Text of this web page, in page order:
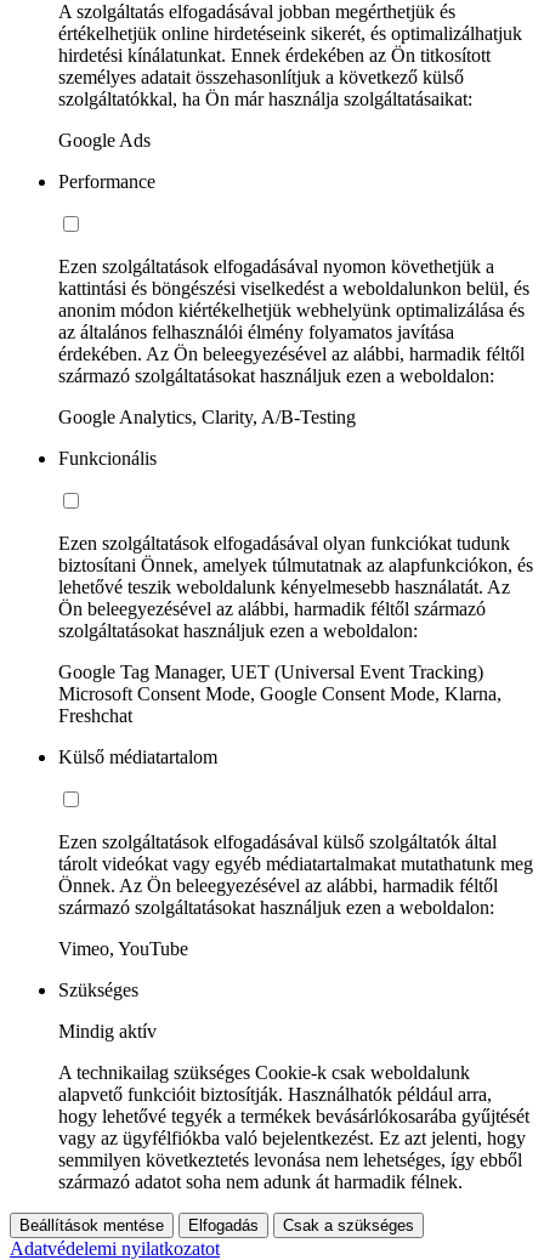
A szolgáltatás elfogadásával jobban megérthetjük és
értékelhetjük online hirdetéseink sikerét, és optimalizálhatjuk
hirdetési kínálatunkat. Ennek érdekében az Ön titkosított
személyes adatait összehasonlítjuk a következő külső
szolgáltatókkal, ha Ön már használja szolgáltatásaikat:
Google Ads
Performance
Ezen szolgáltatások elfogadásával nyomon követhetjük a
kattintási és böngészési viselkedést a weboldalunkon belül, és
anonim módon kiértékelhetjük webhelyünk optimalizálása és
az általános felhasználói élmény folyamatos javítása
érdekében. Az Ön beleegyezésével az alábbi, harmadik féltől
származó szolgáltatásokat használjuk ezen a weboldalon:
Google Analytics, Clarity, A/B-Testing
Funkcionális
Ezen szolgáltatások elfogadásával olyan funkciókat tudunk
biztosítani Önnek, amelyek túlmutatnak az alapfunkciókon, és
lehetővé teszik weboldalunk kényelmesebb használatát. Az
Ön beleegyezésével az alábbi, harmadik féltől származó
szolgáltatásokat használjuk ezen a weboldalon:
Google Tag Manager, UET (Universal Event Tracking)
Microsoft Consent Mode, Google Consent Mode, Klarna,
Freshchat
Külső médiatartalom
Ezen szolgáltatások elfogadásával külső szolgáltatók által
tárolt videókat vagy egyéb médiatartalmakat mutathatunk meg
Önnek. Az Ön beleegyezésével az alábbi, harmadik féltől
származó szolgáltatásokat használjuk ezen a weboldalon:
Vimeo, YouTube
Szükséges
Mindig aktív
A technikailag szükséges Cookie-k csak weboldalunk
alapvető funkcióit biztosítják. Használhatók például arra,
hogy lehetővé tegyék a termékek bevásárlókosarába gyűjtését
vagy az ügyfélfiókba való bejelentkezést. Ez azt jelenti, hogy
semmilyen következtetés levonása nem lehetséges, így ebből
származó adatot soha nem adunk át harmadik félnek.
Beállítások mentése Elfogadás Csak a szükséges
Adatvédelemi nyilatkozatot